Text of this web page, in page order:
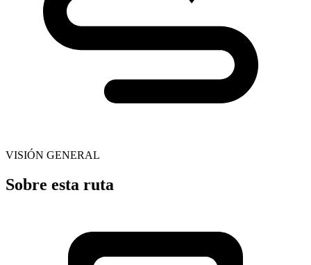
VISIÓN GENERAL
Sobre esta ruta